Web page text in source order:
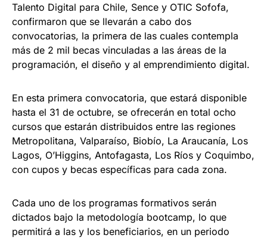
Talento Digital para Chile, Sence y OTIC Sofofa,
confirmaron que se llevarán a cabo dos
convocatorias, la primera de las cuales contempla
más de 2 mil becas vinculadas a las áreas de la
programación, el diseño y al emprendimiento digital.
En esta primera convocatoria, que estará disponible
hasta el 31 de octubre, se ofrecerán en total ocho
cursos que estarán distribuidos entre las regiones
Metropolitana, Valparaíso, Biobío, La Araucanía, Los
Lagos, O’Higgins, Antofagasta, Los Ríos y Coquimbo,
con cupos y becas específicas para cada zona.
Cada uno de los programas formativos serán
dictados bajo la metodología bootcamp, lo que
permitirá a las y los beneficiarios, en un periodo